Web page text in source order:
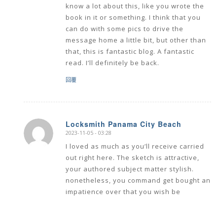
know a lot about this, like you wrote the
book in it or something. I think that you
can do with some pics to drive the
message home a little bit, but other than
that, this is fantastic blog. A fantastic
read. I’ll definitely be back.
回覆
Locksmith Panama City Beach
says:
2023-11-05 - 03:28
I loved as much as you’ll receive carried
out right here. The sketch is attractive,
your authored subject matter stylish.
nonetheless, you command get bought an
impatience over that you wish be